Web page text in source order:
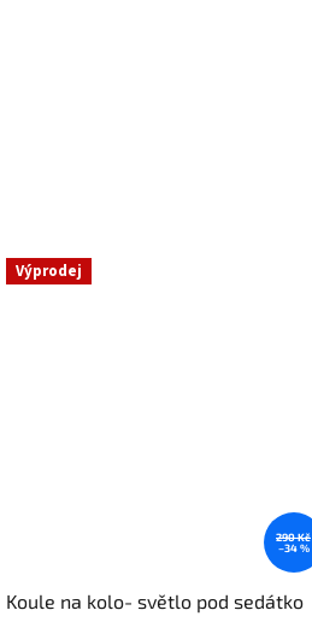
Výprodej
290 Kč
–34 %
Koule na kolo- světlo pod sedátko